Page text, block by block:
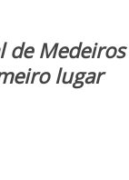
de
lugar